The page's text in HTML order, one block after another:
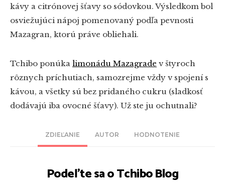
ZDIEĽANIE AUTOR HODNOTENIE
Podeľte sa o Tchibo Blog
kávy a citrónovej šťavy so sódovkou. Výsledkom bol
osviežujúci nápoj pomenovaný podľa pevnosti
Mazagran, ktorú práve obliehali.
Tchibo ponúka limonádu Mazagrade v štyroch
rôznych príchutiach, samozrejme vždy v spojení s
kávou, a všetky sú bez pridaného cukru (sladkosť
dodávajú iba ovocné šťavy). Už ste ju ochutnali?